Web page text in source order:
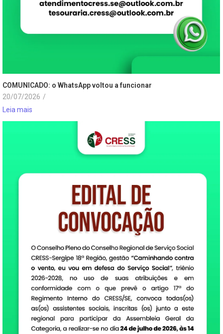
COMUNICADO: o WhatsApp voltou a funcionar
20/07/2026 /
Leia mais